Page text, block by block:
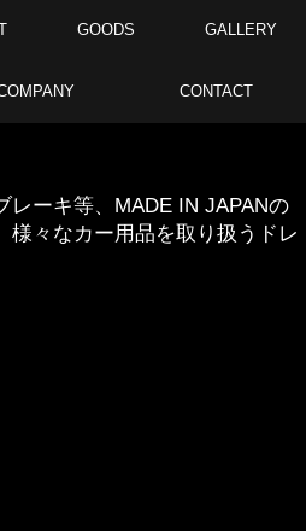
GOODS GALLERY
CONTACT
レーキ等、MADE IN JAPANの
様々なカー用品を取り扱うドレ